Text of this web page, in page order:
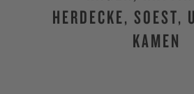
HERDECKE, SOEST,
KAMEN